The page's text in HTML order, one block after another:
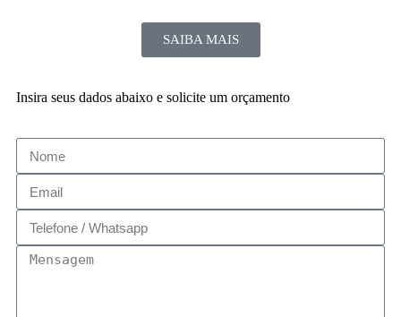
SAIBA MAIS
Insira seus dados abaixo e solicite um orçamento